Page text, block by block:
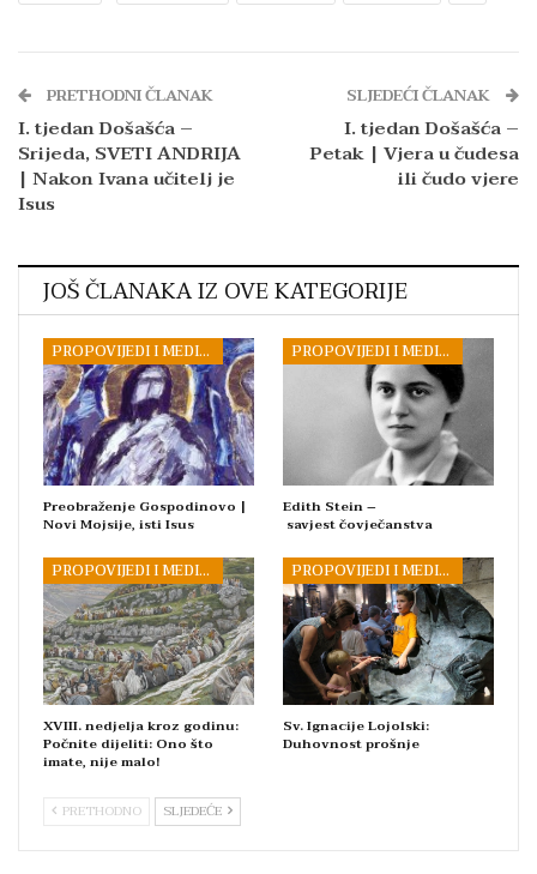
PRETHODNI ČLANAK
I. tjedan Došašća –
Srijeda, SVETI ANDRIJA
| Nakon Ivana učitelj je
Isus
SLJEDEĆI ČLANAK
I. tjedan Došašća –
Petak | Vjera u čudesa
ili čudo vjere
JOŠ ČLANAKA IZ OVE KATEGORIJE
PROPOVIJEDI I MEDITACIJE
Preobraženje Gospodinovo |
Novi Mojsije, isti Isus
PROPOVIJEDI I MEDITACIJE
Edith Stein –
savjest čovječanstva
PROPOVIJEDI I MEDITACIJE
XVIII. nedjelja kroz godinu:
Počnite dijeliti: Ono što
imate, nije malo!
PROPOVIJEDI I MEDITACIJE
Sv. Ignacije Lojolski:
Duhovnost prošnje
PRETHODNO SLJEDEĆE